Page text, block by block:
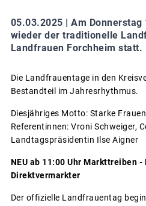
05.03.2025 | Am
wieder der traditionelle
Landfrauen Forchheim statt.
Die Landfrauentage in den
Bestandteil im Jahresrhythmus.
Diesjähriges Motto: Starke
Referentinnen: Vroni Schweiger,
Landtagspräsidentin Ilse Aigner
NEU ab 11:00 Uhr Markttreiben
Direktvermarkter
Der offizielle Landfrauentag